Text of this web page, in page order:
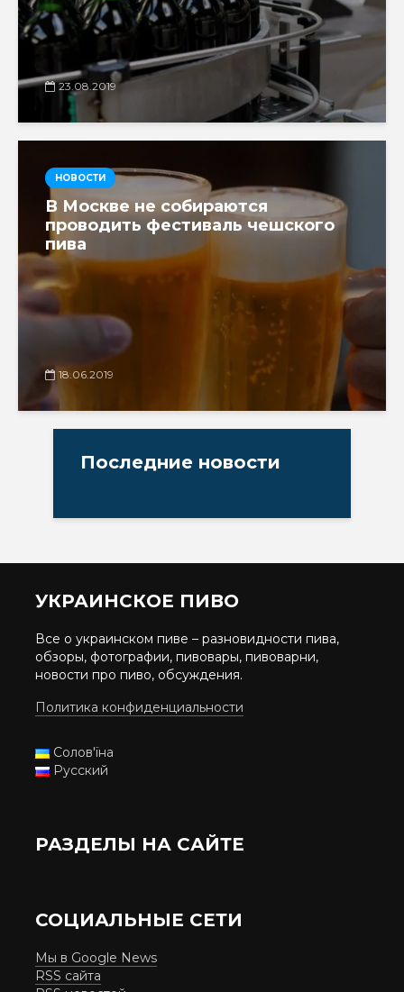
23.08.2019
НОВОСТИ
В Москве не собираются
проводить фестиваль чешского
пива
18.06.2019
Последние новости
УКРАИНСКОЕ ПИВО
Все о украинском пиве – разновидности пива,
обзоры, фотографии, пивовары, пивоварни,
новости про пиво, обсуждения.
Политика конфиденциальности
Солов'їна
Русский
РАЗДЕЛЫ НА САЙТЕ
СОЦИАЛЬНЫЕ СЕТИ
Мы в Google News
RSS сайта